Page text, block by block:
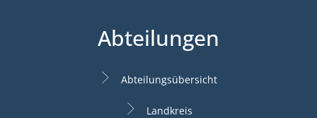
Abteilungen
Abteilungsübersicht
Landkreis